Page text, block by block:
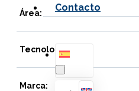
Contacto
Área:
Tecnología:
Marca: